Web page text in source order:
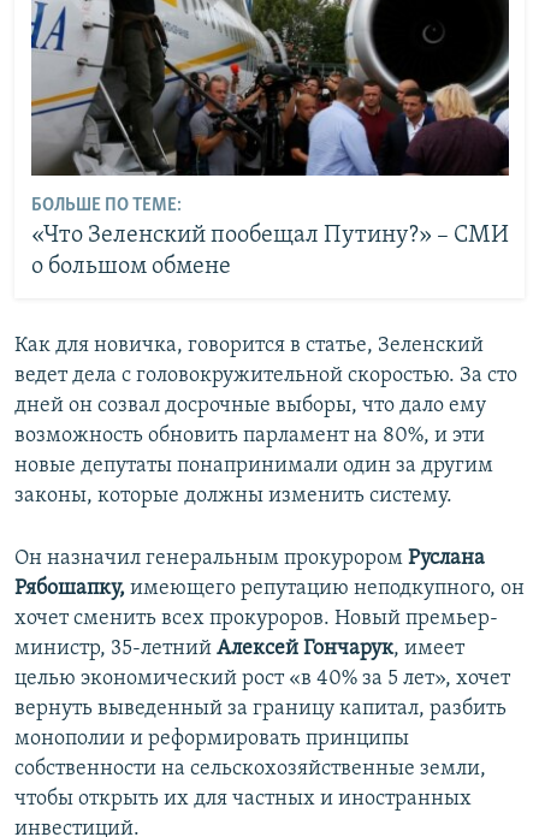
БОЛЬШЕ ПО ТЕМЕ:
«Что Зеленский пообещал Путину?» – СМИ
о большом обмене
Как для новичка, говорится в статье, Зеленский
ведет дела с головокружительной скоростью. За сто
дней он созвал досрочные выборы, что дало ему
возможность обновить парламент на 80%, и эти
новые депутаты понапринимали один за другим
законы, которые должны изменить систему.
Он назначил генеральным прокурором Руслана
Рябошапку, имеющего репутацию неподкупного, он
хочет сменить всех прокуроров. Новый премьер-
министр, 35-летний Алексей Гончарук, имеет
целью экономический рост «в 40% за 5 лет», хочет
вернуть выведенный за границу капитал, разбить
монополии и реформировать принципы
собственности на сельскохозяйственные земли,
чтобы открыть их для частных и иностранных
инвестиций.